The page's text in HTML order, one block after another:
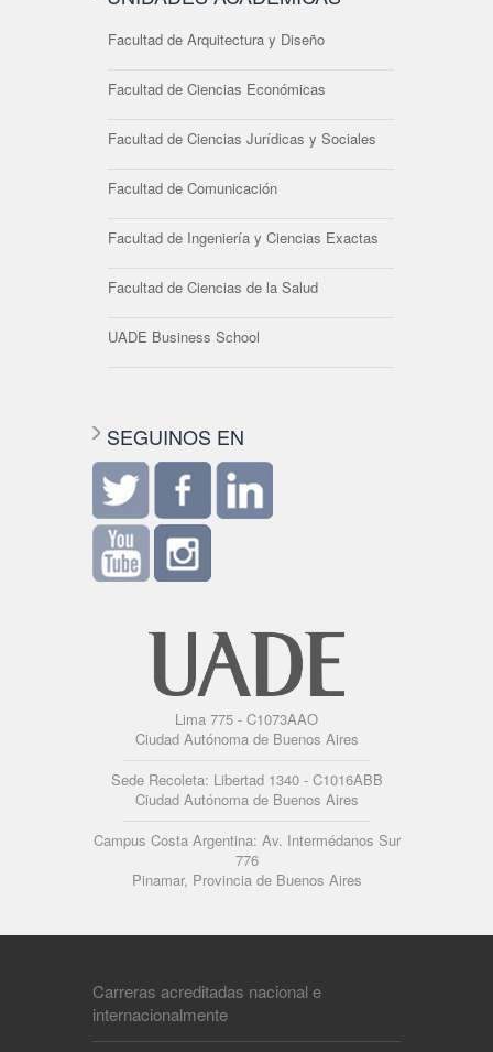
Facultad de Arquitectura y Diseño
Facultad de Ciencias Económicas
Facultad de Ciencias Jurídicas y Sociales
Facultad de Comunicación
Facultad de Ingeniería y Ciencias Exactas
Facultad de Ciencias de la Salud
UADE Business School
SEGUINOS EN
Lima 775 - C1073AAO
Ciudad Autónoma de Buenos Aires
Sede Recoleta: Libertad 1340 - C1016ABB
Ciudad Autónoma de Buenos Aires
Campus Costa Argentina: Av. Intermédanos Sur
776
Pinamar, Provincia de Buenos Aires
Carreras acreditadas nacional e
internacionalmente